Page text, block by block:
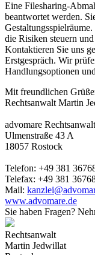
Eine Filesharing-
beantwortet werden.
die Risiken steuern
Kontaktieren Sie uns
Erstgespräch. Wir
Handlungsoptionen
Mit freundlichen
Rechtsanwalt Martin
advomare
Ulmenstraße 43 A
18057 Rostock
Telefon: +49 381
Telefax: +49 381
Mail:
www.advomare.de
Sie haben Fragen?
Rechtsanwalt
Martin Jedwillat